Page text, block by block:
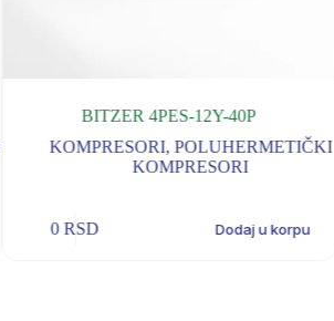
BITZER 4PES-12Y-40P
KOMPRESORI, POLUHERMETIČKI
KOMPRESORI
0 RSD Dodaj u korpu